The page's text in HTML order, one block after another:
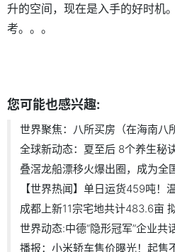
升的空间，现在是入手的好时机。
考。。。
您可能也感兴趣:
世界聚焦：八所买房（在海南八
全球新动态：夏至后 8个养生秘
叠滘龙船漂移火爆出圈，成为全
【世界热闻】单日运货459吨！
成都上新11宗宅地共计483.6亩
世界动态:中德“隐形冠军”企业共
播报：小米轿车售价曝光！起售